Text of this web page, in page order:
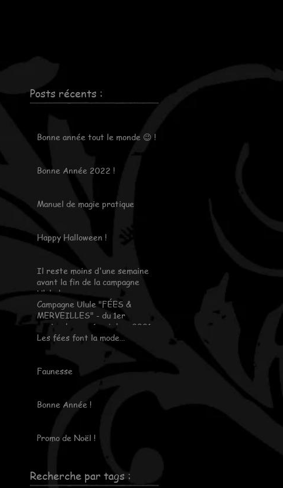
Posts récents :
Bonne année tout le monde 😉 !
Bonne Année 2022 !
Manuel de magie pratique
Happy Halloween !
Il reste moins d'une semaine
avant la fin de la campagne
Ulule !
Campagne Ulule "FÉES &
MERVEILLES" - du 1er
septembre au 6 octobre 2021
Les fées font la mode…
Faunesse
Bonne Année !
Promo de Noël !
Recherche par tags :